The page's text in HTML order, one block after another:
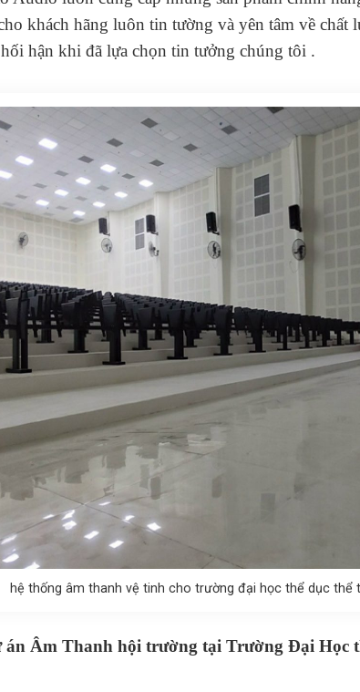
khách hãng luôn tin tường và yên tâm về chất
hận khi đã lựa chọn tin tưởng chúng tôi .
hệ thống âm thanh vệ tinh cho trường đại học thể dục thể
án Âm Thanh hội trường tại Trường Đại Học